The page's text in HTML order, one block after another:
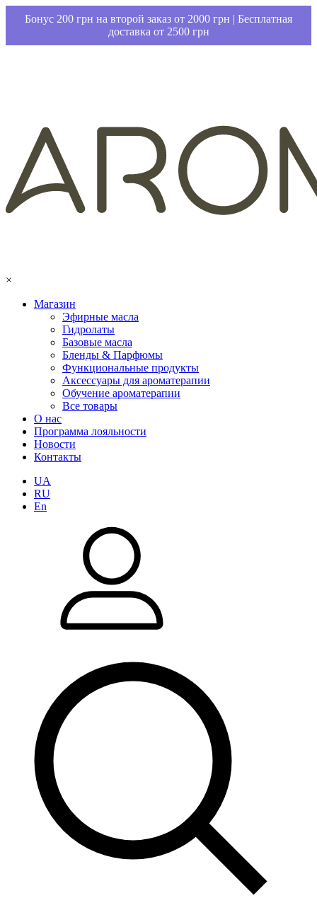
Бонус 200 грн на второй заказ от 2000 грн | Бесплатная
доставка от 2500 грн
×
Магазин
Эфирные масла
Гидролаты
Базовые масла
Бленды & Парфюмы
Функциональные продукты
Аксессуары для ароматерапии
Обучение ароматерапии
Все товары
О нас
Программа лояльности
Новости
Контакты
UA
RU
En